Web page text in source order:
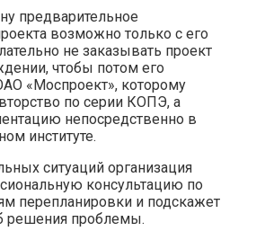
предварительное
возможно только с его
не заказывать проект
чтобы потом его
«Моспроект», которому
по серии КОПЭ, а
непосредственно в
институте.
ситуаций организация
консультацию по
перепланировки и подскажет
решения проблемы.